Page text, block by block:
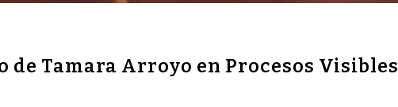
Tamara Arroyo en Procesos Visibles